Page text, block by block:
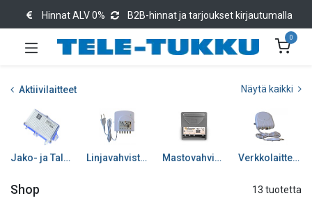
Hinnat ALV 0% B2B-hinnat ja tarjoukset kirjautumalla
0
Aktiivilaitteet Näytä kaikki
Jako- ja Talovahvistimet Linjavahvistimet Mastovahvistimet Verkkolaitteet/Jän. syöt
Shop 13 tuotetta